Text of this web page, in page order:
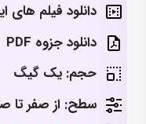
دانلود فیلم های
دانلود جزوه PDF
حجم: یک گیگ
سطح: از صفر تا